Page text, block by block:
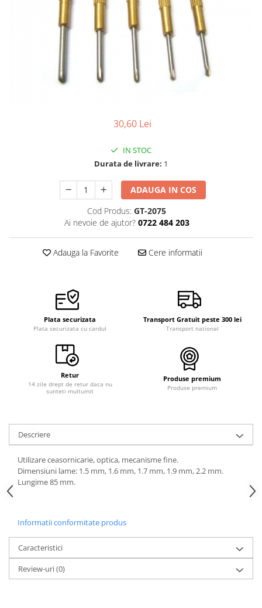
Ceasuri Daniel Klein
Ceasuri Lorus
Ceasuri Q&Q
Ceasuri Reflex
Scule de Mana
Turnare, Lipire, Finisare
Scule Speciale
Suporti de Lucru
Surubelnite fine
Truse / Kituri Ceasornicar
30,60 Lei
IN STOC
Durata de livrare: 1
ADAUGA IN COS
Cod Produs: GT-2075
Ai nevoie de ajutor? 0722 484 203
Adauga la Favorite Cere informatii
Plata securizata
Plata securizata cu cardul
Transport Gratuit peste 300 lei
Transport national
Retur
14 zile drept de retur daca nu
sunteti multumit
Produse premium
Produse premium
Descriere
Utilizare ceasornicarie, optica, mecanisme fine.
Dimensiuni lame: 1.5 mm, 1.6 mm, 1.7 mm, 1.9 mm, 2.2 mm.
Lungime 85 mm.
Informatii conformitate produs
Caracteristici
Review-uri(0)